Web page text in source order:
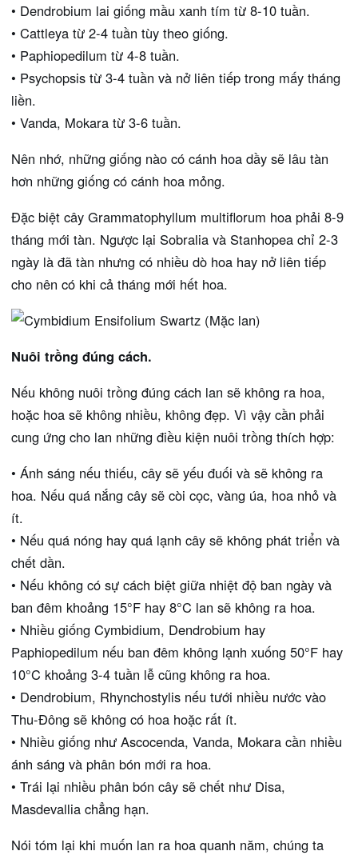
• Dendrobium lai giống mầu xanh tím từ 8-10 tuần.
• Cattleya từ 2-4 tuần tùy theo giống.
• Paphiopedilum từ 4-8 tuần.
• Psychopsis từ 3-4 tuần và nở liên tiếp trong mấy tháng
liền.
• Vanda, Mokara từ 3-6 tuần.
Nên nhớ, những giống nào có cánh hoa dầy sẽ lâu tàn
hơn những giống có cánh hoa mỏng.
Đặc biệt cây Grammatophyllum multiflorum hoa phải 8-9
tháng mới tàn. Ngược lại Sobralia và Stanhopea chỉ 2-3
ngày là đã tàn nhưng có nhiều dò hoa hay nở liên tiếp
cho nên có khi cả tháng mới hết hoa.
Nuôi trồng đúng cách.
Nếu không nuôi trồng đúng cách lan sẽ không ra hoa,
hoặc hoa sẽ không nhiều, không đẹp. Vì vậy cần phải
cung ứng cho lan những điều kiện nuôi trồng thích hợp:
• Ánh sáng nếu thiếu, cây sẽ yếu đuối và sẽ không ra
hoa. Nếu quá nắng cây sẽ còi cọc, vàng úa, hoa nhỏ và
ít.
• Nếu quá nóng hay quá lạnh cây sẽ không phát triển và
chết dần.
• Nếu không có sự cách biệt giữa nhiệt độ ban ngày và
ban đêm khoảng 15°F hay 8°C lan sẽ không ra hoa.
• Nhiều giống Cymbidium, Dendrobium hay
Paphiopedilum nếu ban đêm không lạnh xuống 50°F hay
10°C khoảng 3-4 tuần lễ cũng không ra hoa.
• Dendrobium, Rhynchostylis nếu tưới nhiều nước vào
Thu-Đông sẽ không có hoa hoặc rất ít.
• Nhiều giống như Ascocenda, Vanda, Mokara cần nhiều
ánh sáng và phân bón mới ra hoa.
• Trái lại nhiều phân bón cây sẽ chết như Disa,
Masdevallia chẳng hạn.
Nói tóm lại khi muốn lan ra hoa quanh năm, chúng ta